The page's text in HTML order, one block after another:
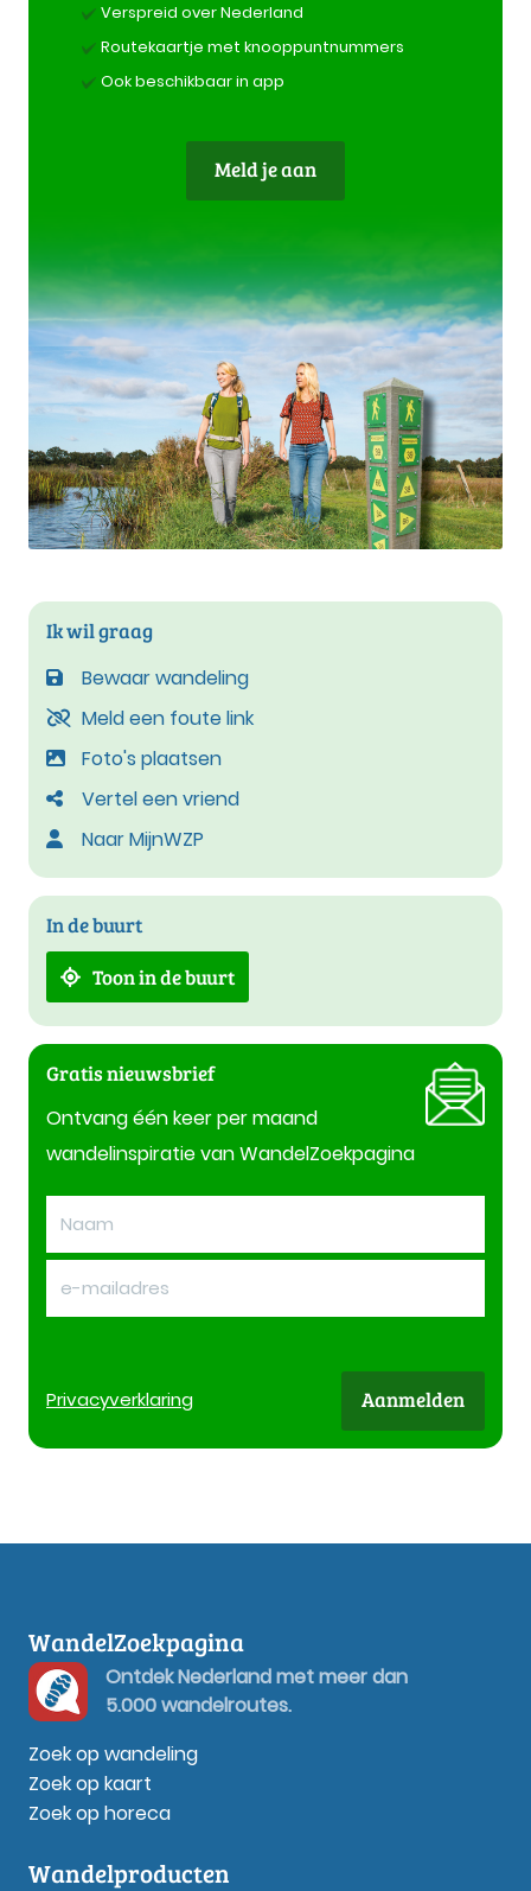
Verspreid over Nederland
Routekaartje met knooppuntnummers
Ook beschikbaar in app
Meld je aan
Ik wil graag
Bewaar wandeling
Meld een foute link
Foto's plaatsen
Vertel een vriend
Naar MijnWZP
In de buurt
Toon in de buurt
Gratis nieuwsbrief
Ontvang één keer per maand
wandelinspiratie van WandelZoekpagina
Privacyverklaring Aanmelden
WandelZoekpagina
Ontdek Nederland met meer dan
5.000 wandelroutes.
Zoek op wandeling
Zoek op kaart
Zoek op horeca
Wandelproducten